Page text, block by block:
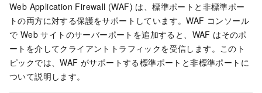
Web Application Firewall (WAF) は、標準ポートと非標準ポー
トの両方に対する保護をサポートしています。WAF コンソール
で Web サイトのサーバーポートを追加すると、WAF はそのポ
ートを介してクライアントトラフィックを受信します。このト
ピックでは、WAF がサポートする標準ポートと非標準ポートに
ついて説明します。